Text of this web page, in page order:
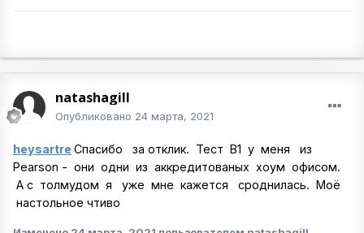
natashagill
Опубликовано 24 марта, 2021
heysartre Спасибо за отклик. Тест В1 у меня из
Pearson - они одни из аккредитованых хоум офисом.
А с толмудом я уже мне кажется сроднилась. Моё
настольное чтиво